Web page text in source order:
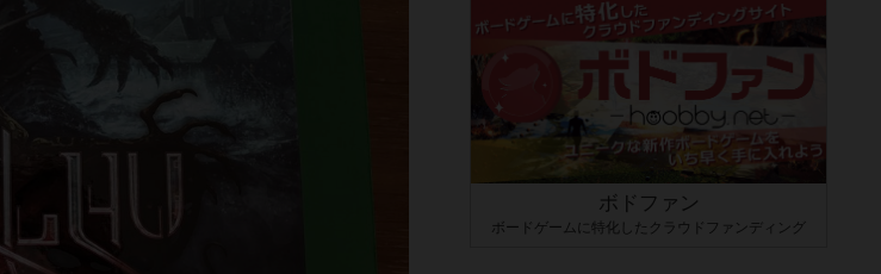
ボドファン
ボードゲームに特化したクラウドファンディング